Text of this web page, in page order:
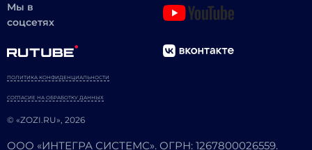
Мы в
соцсетях
© «ZOZI.RU», 2026
ПОЛИТИКА КОНФИДЕНЦИАЛЬНОСТИ
СОГЛАСИЕ НА ОБРАБОТКУ ДАННЫХ
ООО «ИНТЕГРА СИСТЕМС». ОГРН: 1267800026559.